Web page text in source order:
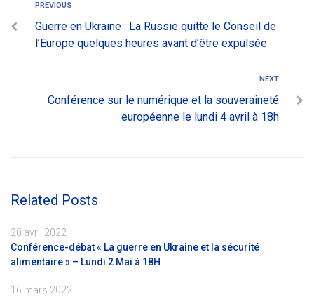
PREVIOUS
Guerre en Ukraine : La Russie quitte le Conseil de
l’Europe quelques heures avant d’être expulsée
NEXT
Conférence sur le numérique et la souveraineté
européenne le lundi 4 avril à 18h
Related Posts
20 avril 2022
Conférence-débat « La guerre en Ukraine et la sécurité
alimentaire » – Lundi 2 Mai à 18H
16 mars 2022